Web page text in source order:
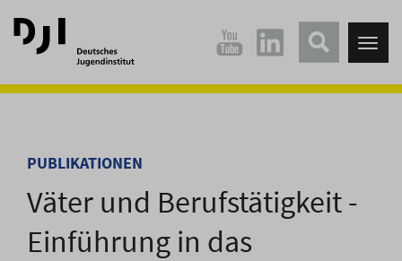
Direkt
zum
Hauptinhalt
Direkt
zum
Hauptmenü
PUBLIKATIONEN
Väter und Berufstätigkeit -
Einführung in das